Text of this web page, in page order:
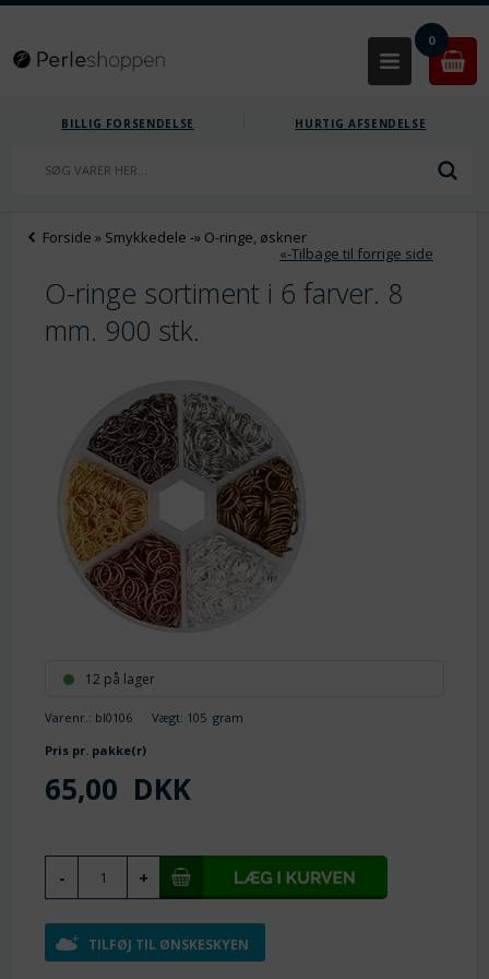
0
BILLIG FORSENDELSE HURTIG AFSENDELSE
Forside » Smykkedele -» O-ringe, øskner
«-Tilbage til forrige side
O-ringe sortiment i 6 farver. 8
mm. 900 stk.
12 på lager
Varenr.: bl0106 Vægt: 105 gram
Pris pr. pakke(r)
65,00 DKK
TILFØJ TIL ØNSKESKYEN